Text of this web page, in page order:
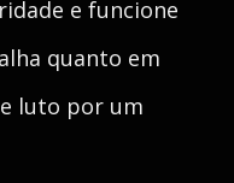
e funcione
quanto em
luto por um